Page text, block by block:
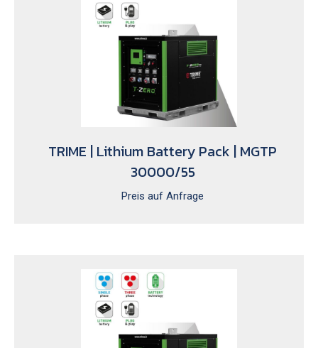
TRIME | Lithium Battery Pack | MGTP
30000/55
Preis auf Anfrage